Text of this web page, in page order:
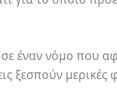
έναν νόμο που
ξεσπούν μερικές